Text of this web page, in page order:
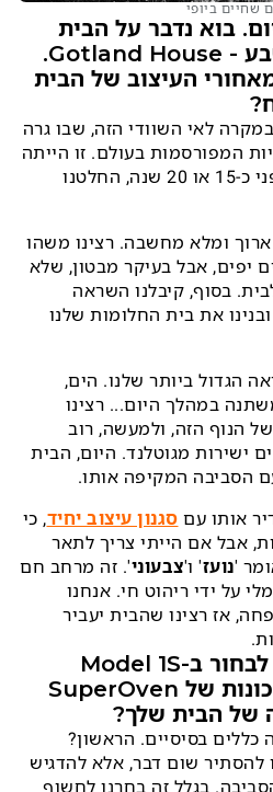
בוא נדבר על הבית
היפה שלך, החבוי בטבע - Gotland House.
העיצוב של הבית
לאי השוודי הזה, שבו גרה
המפורסמות בעולם. זו הייתה
אהבה ממבט ראשון. אז, לפני כ-15 או 20 שנה, החלטנו
ומלא מחשבה. רצינו משהו
יפים, אבל בעיקר מבטון, שלא
בסוף, קיבלנו השראה
את בית החלומות שלנו
הגדול ביותר שלנו. הים,
במהלך היום... רצינו
הנוף הזה, ולמעשה, רוב
ישירות מגוטלנד. היום, הבית
הסביבה המקיפה אותו.
אותו עם סגנון עיצוב יחיד, כי
אבל אם הייתי צריך לתאר
'נועז' ו'צבעוני'. זה מרחב חם
על ידי ריהוט חי. אנחנו
אז רצינו שהבית יעביר
היית אחד הראשונים לבחור ב-Model 1S
למטבח שלך. איך התכונות של SuperOven
של הבית שלך?
כללים בסיסיים. הראשון?
להסתיר שום דבר, אלא להדגיש
בגלל זה בחרנו לחשוף